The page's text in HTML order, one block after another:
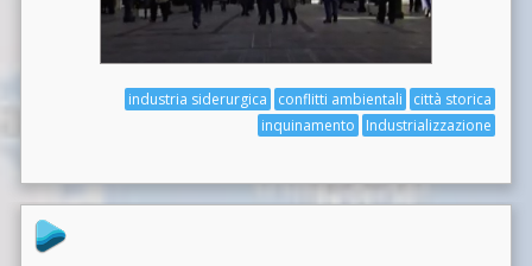
città storica
conflitti ambientali
industria siderurgica
Industrializzazione
inquinamento